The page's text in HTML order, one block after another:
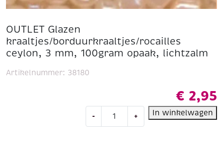
OUTLET Glazen
kraaltjes/borduurkraaltjes/rocailles
ceylon, 3 mm, 100gram opaak, lichtzalm
€ 2,95
- + In winkelwagen
Artikelnummer: 38180